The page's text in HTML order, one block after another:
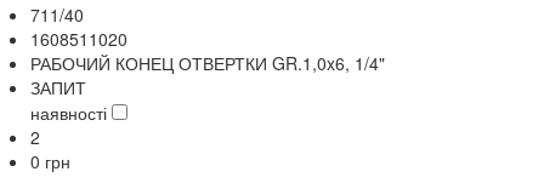
711/40
1608511020
РАБОЧИЙ КОНЕЦ ОТВЕРТКИ GR.1,0x6, 1/4"
ЗАПИТ
наявності
2
0 грн